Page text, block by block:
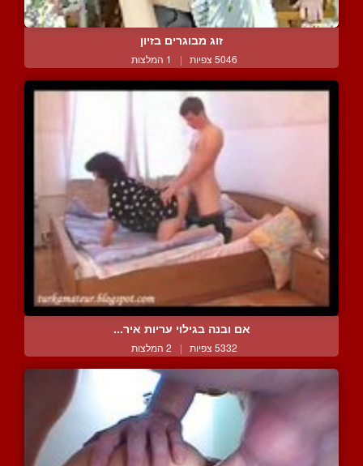
זוג מבוגרים בזיון
5046 צפיות | 1 המלצות
אם ובנה בגילוי עריות איר...
5332 צפיות | 2 המלצות